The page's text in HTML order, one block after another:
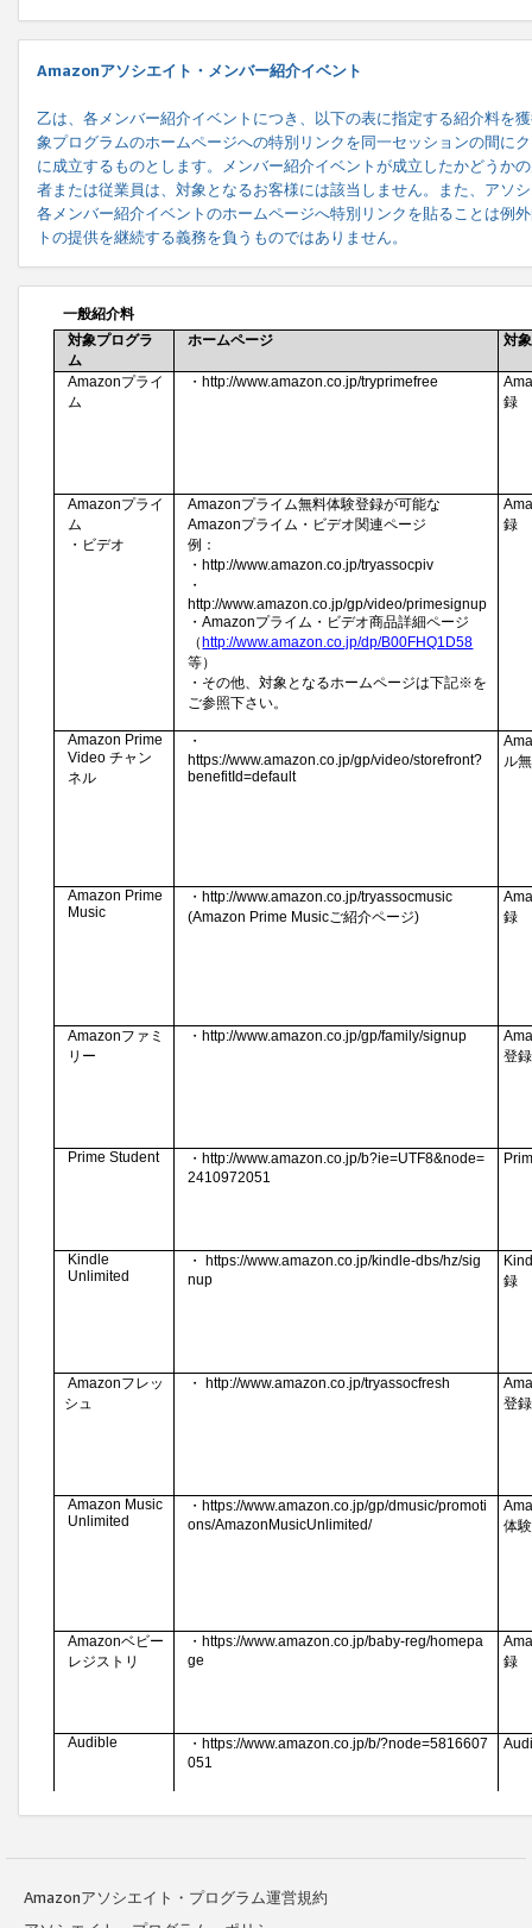
Amazonアソシエイト・メンバー紹介イベント
乙は、各メンバー紹介イベントにつき、以下の表に指定する紹介料を
象プログラムのホームページへの特別リンクを同一セッションの間に
に成立するものとします。メンバー紹介イベントが成立したかどうか
者または従業員は、対象となるお客様には該当しません。また、アソ
各メンバー紹介イベントのホームページへ特別リンクを貼ることは例
トの提供を継続する義務を負うものではありません。
Amazonアソシエイト・プログラム運営規約